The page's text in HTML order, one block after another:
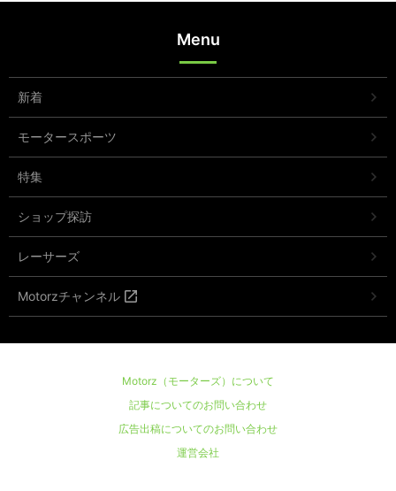
Menu
新着
モータースポーツ
特集
ショップ探訪
レーサーズ
Motorzチャンネル
Motorz（モーターズ）について
記事についてのお問い合わせ
広告出稿についてのお問い合わせ
運営会社